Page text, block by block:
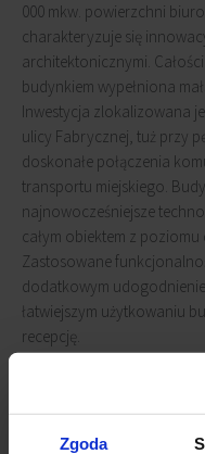
Zgoda
000 mkw. powierzchni
charakteryzuje się
architektonicznymi.
budynkiem wypełniona
Inwestycja zlokalizowana
ulicy Fabrycznej, tuż przy
doskonałe połączenia
transportu miejskiego.
najnowocześniejsze
całym obiektem z poziomu
Zastosowane
dodatkowym
łatwiejszym użytkowaniu
recepcję.